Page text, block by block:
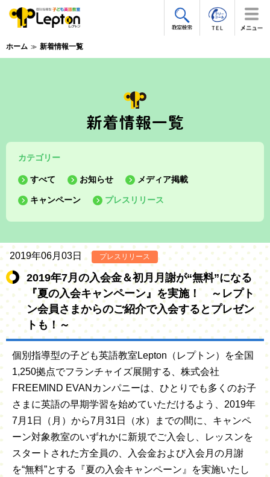
ホーム 新着情報一覧
カテゴリー
すべて お知らせ メディア掲載
キャンペーン プレスリリース
2019年06月03日 プレスリリース
2019年7月の入会金＆初月月謝が“無料”になる
『夏の入会キャンペーン』を実施！ ～レプト
ン会員さまからのご紹介で入会するとプレゼン
トも！～
個別指導型の子ども英語教室Lepton（レプトン）を全国
1,250拠点でフランチャイズ展開する、株式会社
FREEMIND EVANカンパニーは、ひとりでも多くのお子
さまに英語の早期学習を始めていただけるよう、2019年
7月1日（月）から7月31日（水）までの間に、キャンペ
ーン対象教室のいずれかに新規でご入会し、レッスンを
スタートされた方全員の、入会金および入会月の月謝
を“無料”とする『夏の入会キャンペーン』を実施いたし